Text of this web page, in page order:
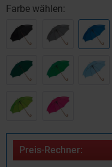
Farbe wählen:
Preis-Rechner: